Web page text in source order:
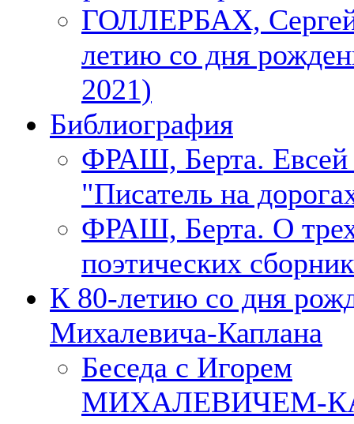
ГОЛЛЕРБАХ,
летию со дня
2021)
Библиография
ФРАШ, Берта.
"Писатель на
ФРАШ, Берта. О
поэтических
К 80-летию со дня
Михалевича-Каплана
Беседа с Игорем
МИХАЛЕВИЧЕМ-